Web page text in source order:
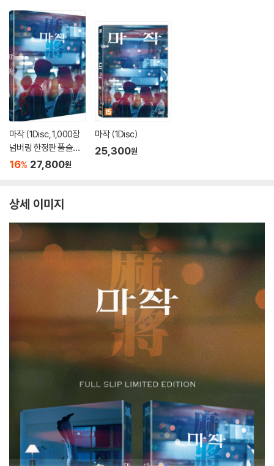
마작 (1Disc, 1,000장
넘버링 한정판 풀슬립)
: 블루레이
16% 27,800원
마작 (1Disc)
25,300원
상세 이미지